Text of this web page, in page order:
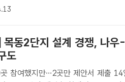
점으로 내세웠다. /나우동인[더팩트 |
목동2단지 설계 경쟁, 나
도
참여했지만…2곳만 제안서 제출